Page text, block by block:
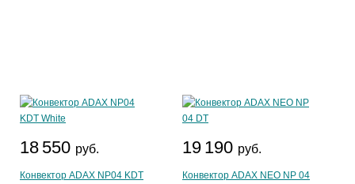
18 550 руб.
Конвектор ADAX NP04 KDT
19 190 руб.
Конвектор ADAX NEO NP 04